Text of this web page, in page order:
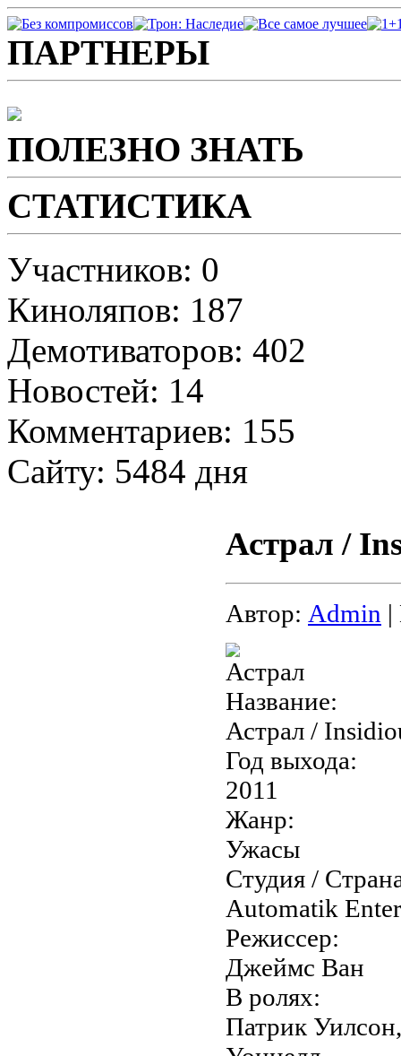
ПАРТНЕРЫ
ПОЛЕЗНО ЗНАТЬ
СТАТИСТИКА
Участников: 0
Киноляпов: 187
Демотиваторов: 402
Новостей: 14
Комментариев: 155
Сайту: 5484 дня
Астрал /
Автор: Admin |
Название:
Астрал /
Год выхода:
2011
Жанр:
Ужасы
Студия /
Automatik
Режиссер:
Джеймс Ван
В ролях:
Патрик